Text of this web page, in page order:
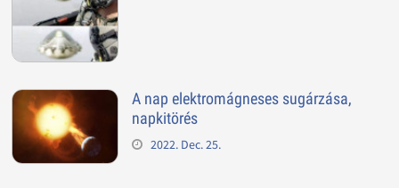
A nap elektromágneses sugárzása,
napkitörés
2022. Dec. 25.